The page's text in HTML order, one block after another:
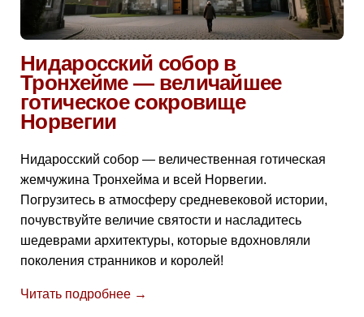
Нидаросский собор в
Тронхейме — величайшее
готическое сокровище
Норвегии
Нидаросский собор — величественная готическая
жемчужина Тронхейма и всей Норвегии.
Погрузитесь в атмосферу средневековой истории,
почувствуйте величие святости и насладитесь
шедеврами архитектуры, которые вдохновляли
поколения странников и королей!
Читать подробнее →